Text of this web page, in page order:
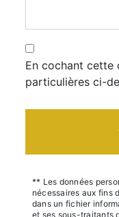
En cochant cette
particulières ci-
** Les données
nécessaires aux fins
dans un fichier
et ses sous-traitants